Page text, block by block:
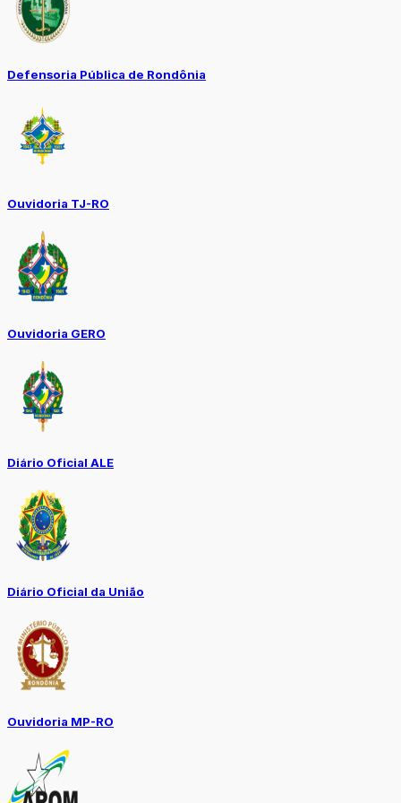
Defensoria Pública de Rondônia
Ouvidoria TJ-RO
Ouvidoria GERO
Diário Oficial ALE
Diário Oficial da União
Ouvidoria MP-RO